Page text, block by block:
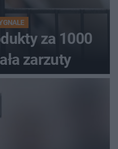
za 1000
zarzuty